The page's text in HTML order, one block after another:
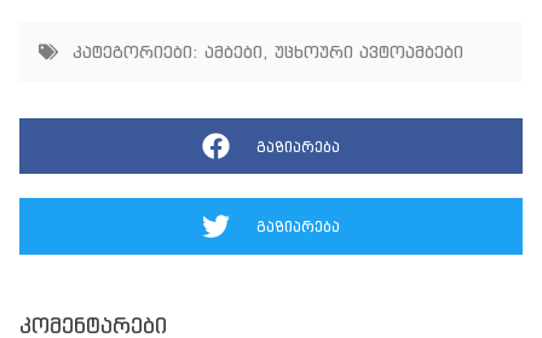
კატეგორიები: ამბები, უცხოური ავტოამბები
გაზიარება
გაზიარება
კომენტარები